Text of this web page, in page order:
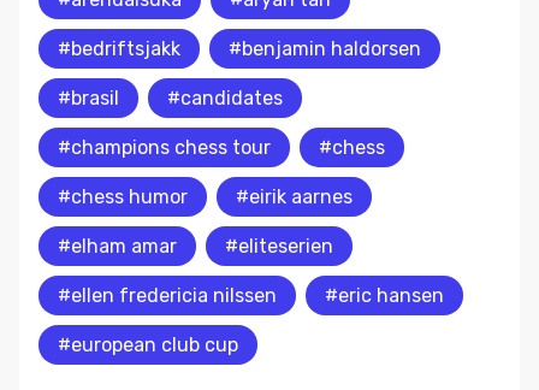
#bedriftsjakk #benjamin haldorsen
#brasil #candidates
#champions chess tour #chess
#chess humor #eirik aarnes
#elham amar #eliteserien
#ellen fredericia nilssen #eric hansen
#european club cup